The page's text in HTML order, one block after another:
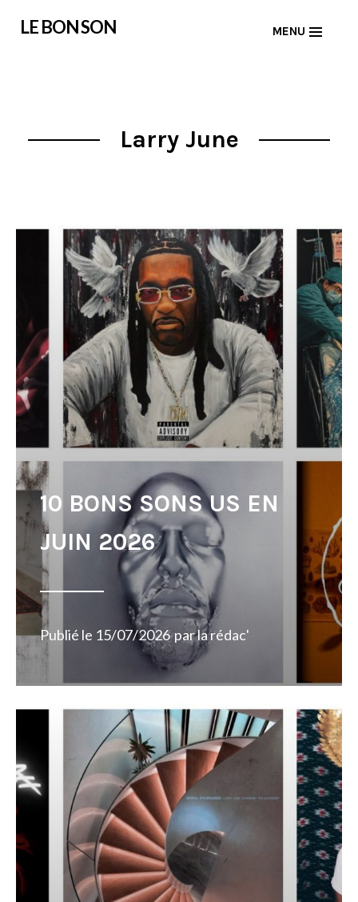
LE BON SON MENU
Larry June
10 BONS SONS US EN
JUIN 2026
Publié le 15/07/2026 parla rédac'